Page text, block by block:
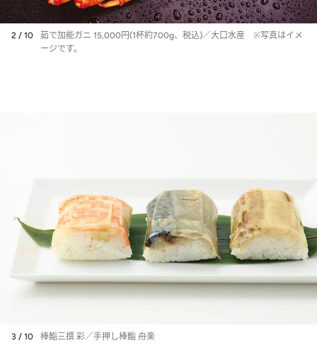
2 / 10
茹で加能ガニ 15,000円(1杯約700g、税込)／大口水産 ※写真はイメ
ージです。
3 / 10 棒鮨三撰 彩／手押し棒鮨 舟楽